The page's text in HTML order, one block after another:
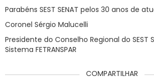
Parabéns SEST SENAT pelos 30 anos de
Coronel Sérgio Malucelli
Presidente do Conselho Regional do SEST
Sistema FETRANSPAR
COMPARTILHAR